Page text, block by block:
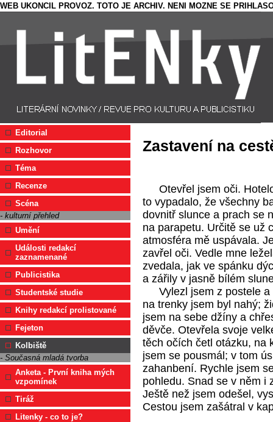
WEB UKONCIL PROVOZ. TOTO JE ARCHIV. NENI MOZNE SE
Editorial
Rozhovor
Téma
Recenze
Scéna
- kulturní přehled
Umění
Události redakcí
zaznamenané
Publicistika
Studentské studie
Knihy redakcí prolistované
Fejeton
Kolbiště
- Současná mladá tvorba
Anketa - První kniha mých
vzpomínek
Tiráž
Litenky - co to je?
Zastavení na
Otevřel jsem oči.
to vypadalo, že všechny
dovnitř slunce a prach se
na parapetu. Určitě se už
atmosféra mě uspávala.
zavřel oči. Vedle mne
zvedala, jak ve spánku
a zářily v jasně bílém
Vylezl jsem z postele
na trenky jsem byl nahý;
jsem na sebe džíny a
děvče. Otevřela svoje
těch očích četl otázku, na
jsem se pousmál; v tom
zahanbení. Rychle jsem
pohledu. Snad se v něm i
Ještě než jsem odešel,
Cestou jsem zašátral v